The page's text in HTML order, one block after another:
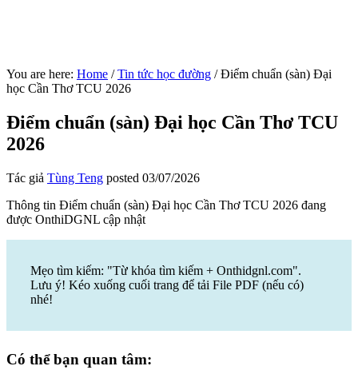
You are here: Home / Tin tức học đường /Điểm chuẩn (sàn) Đại
học Cần Thơ TCU 2026
Điểm chuẩn (sàn) Đại học Cần Thơ TCU
2026
Tác giả Tùng Teng posted 03/07/2026
Thông tin Điểm chuẩn (sàn) Đại học Cần Thơ TCU 2026 đang
được OnthiDGNL cập nhật
Mẹo tìm kiếm: "Từ khóa tìm kiếm + Onthidgnl.com".
Lưu ý! Kéo xuống cuối trang để tải File PDF (nếu có)
nhé!
Có thể bạn quan tâm: